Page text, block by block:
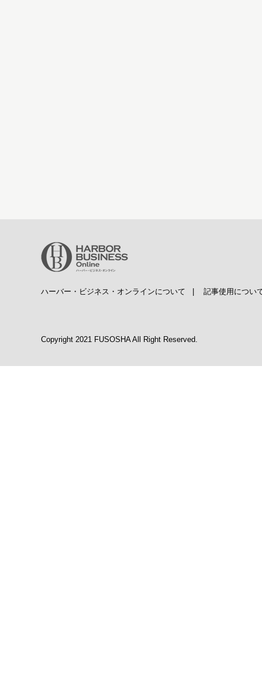
ハーバー・ビジネス・オンラインについて | 記事使用につい
Copyright 2021 FUSOSHA All Right Reserved.